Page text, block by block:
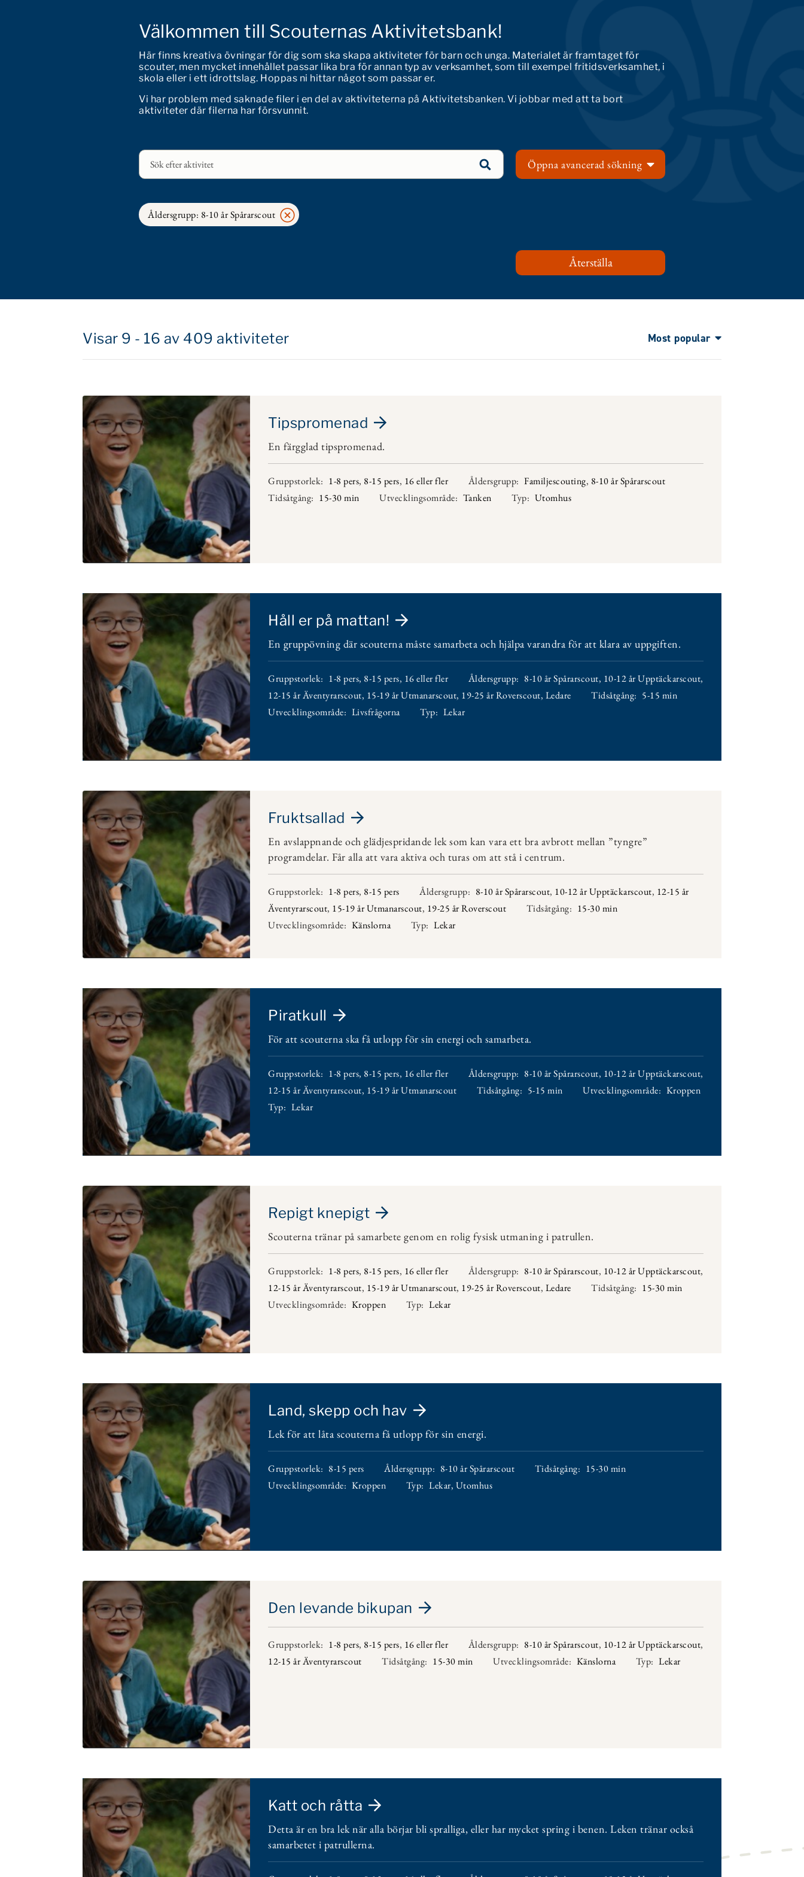
Välkommen till Scouternas Aktivitetsbank!
Här finns kreativa övningar för dig som ska skapa aktiviteter för barn och unga. Materialet är framtaget för
scouter, men mycket innehållet passar lika bra för annan typ av verksamhet, som till exempel fritidsverksamhet, i
skola eller i ett idrottslag. Hoppas ni hittar något som passar er.
Vi har problem med saknade filer i en del av aktiviteterna på Aktivitetsbanken. Vi jobbar med att ta bort
aktiviteter där filerna har försvunnit.
Öppna avancerad sökning
Åldersgrupp: 8-10 år Spårarscout
Visar 9 - 16 av 409 aktiviteter Most popular
Tipspromenad
En färgglad tipspromenad.
Gruppstorlek: 1-8 pers, 8-15 pers, 16 eller fler Åldersgrupp: Familjescouting, 8-10 år Spårarscout
Tidsåtgång: 15-30 min Utvecklingsområde: Tanken Typ: Utomhus
Håll er på mattan!
En gruppövning där scouterna måste samarbeta och hjälpa varandra för att klara av uppgiften.
Gruppstorlek: 1-8 pers, 8-15 pers, 16 eller fler Åldersgrupp: 8-10 år Spårarscout, 10-12 år Upptäckarscout,
12-15 år Äventyrarscout, 15-19 år Utmanarscout, 19-25 år Roverscout, Ledare Tidsåtgång: 5-15 min
Utvecklingsområde: Livsfrågorna Typ: Lekar
Fruktsallad
En avslappnande och glädjespridande lek som kan vara ett bra avbrott mellan ”tyngre”
programdelar. Får alla att vara aktiva och turas om att stå i centrum.
Gruppstorlek: 1-8 pers, 8-15 pers Åldersgrupp: 8-10 år Spårarscout, 10-12 år Upptäckarscout, 12-15 år
Äventyrarscout, 15-19 år Utmanarscout, 19-25 år Roverscout Tidsåtgång: 15-30 min
Utvecklingsområde: Känslorna Typ: Lekar
Piratkull
För att scouterna ska få utlopp för sin energi och samarbeta.
Gruppstorlek: 1-8 pers, 8-15 pers, 16 eller fler Åldersgrupp: 8-10 år Spårarscout, 10-12 år Upptäckarscout,
12-15 år Äventyrarscout, 15-19 år Utmanarscout Tidsåtgång: 5-15 min Utvecklingsområde: Kroppen
Typ: Lekar
Repigt knepigt
Scouterna tränar på samarbete genom en rolig fysisk utmaning i patrullen.
Gruppstorlek: 1-8 pers, 8-15 pers, 16 eller fler Åldersgrupp: 8-10 år Spårarscout, 10-12 år Upptäckarscout,
12-15 år Äventyrarscout, 15-19 år Utmanarscout, 19-25 år Roverscout, Ledare Tidsåtgång: 15-30 min
Utvecklingsområde: Kroppen Typ: Lekar
Land, skepp och hav
Lek för att låta scouterna få utlopp för sin energi.
Gruppstorlek: 8-15 pers Åldersgrupp: 8-10 år Spårarscout Tidsåtgång: 15-30 min
Utvecklingsområde: Kroppen Typ: Lekar, Utomhus
Den levande bikupan
Gruppstorlek: 1-8 pers, 8-15 pers, 16 eller fler Åldersgrupp: 8-10 år Spårarscout, 10-12 år Upptäckarscout,
12-15 år Äventyrarscout
Tidsåtgång: 15-30 min Utvecklingsområde: Känslorna Typ: Lekar
Katt och råtta
Detta är en bra lek när alla börjar bli spralliga, eller har mycket spring i benen. Leken tränar också
samarbetet i patrullerna.